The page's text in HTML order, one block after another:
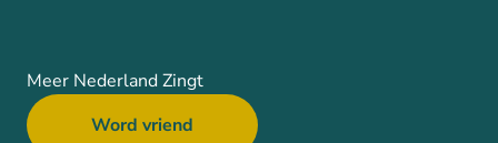
Meer Nederland Zingt
Word vriend